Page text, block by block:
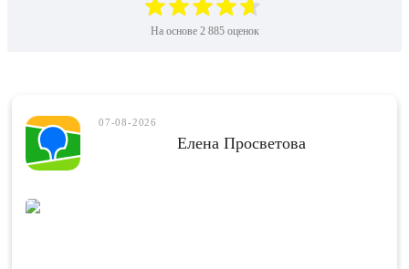
На основе 2 885оценок
07-08-2026
Елена Просветова